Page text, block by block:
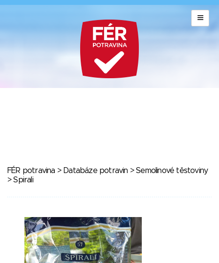
FÉR potravina > Databáze potravin >Semolinové těstoviny
> Spirali